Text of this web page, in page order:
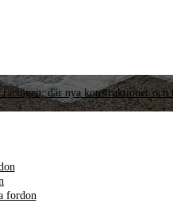
där nya konstruktioner och
fordon